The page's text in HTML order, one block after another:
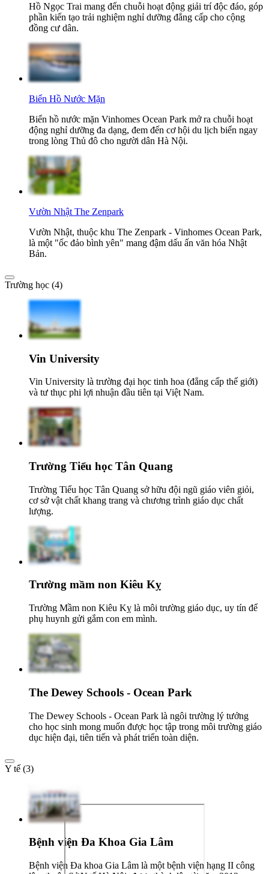
Hồ Ngọc Trai mang đến chuỗi hoạt động giải trí độc đáo, góp
phần kiến tạo trải nghiệm nghỉ dưỡng đẳng cấp cho cộng
đồng cư dân.
Biển Hồ Nước Mặn
Biển hồ nước mặn Vinhomes Ocean Park mở ra chuỗi hoạt
động nghỉ dưỡng đa dạng, đem đến cơ hội du lịch biển ngay
trong lòng Thủ đô cho người dân Hà Nội.
Vườn Nhật The Zenpark
Vườn Nhật, thuộc khu The Zenpark - Vinhomes Ocean Park,
là một "ốc đảo bình yên" mang đậm dấu ấn văn hóa Nhật
Bản.
Trường học (4)
Vin University
Vin University là trường đại học tinh hoa (đẳng cấp thế giới)
và tư thục phi lợi nhuận đầu tiên tại Việt Nam.
Trường Tiểu học Tân Quang
Trường Tiểu học Tân Quang sở hữu đội ngũ giáo viên giỏi,
cơ sở vật chất khang trang và chương trình giáo dục chất
lượng.
Trường mầm non Kiêu Kỵ
Trường Mầm non Kiêu Kỵ là môi trường giáo dục, uy tín để
phụ huynh gửi gắm con em mình.
The Dewey Schools - Ocean Park
The Dewey Schools - Ocean Park là ngôi trường lý tưởng
cho học sinh mong muốn được học tập trong môi trường giáo
dục hiện đại, tiên tiến và phát triển toàn diện.
Y tế (3)
Bệnh viện Đa Khoa Gia Lâm
Bệnh viện Đa khoa Gia Lâm là một bệnh viện hạng II công